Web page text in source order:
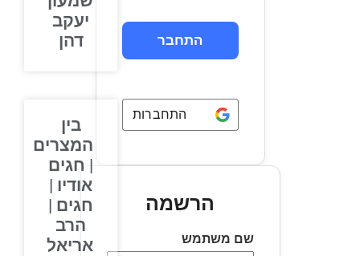
התחברות באמצעות
הרשמה
שם משתמש
יעקב
דהן
בין
המצרים
| חגים
אודיו |
חגים |
הרב
אריאל